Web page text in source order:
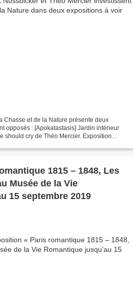
Chasse et de la Nature présente deux
opposés : [Apokatastasis] Jardin intérieur
should cry de Théo Mercier. Exposition
– 1848, Les
Musée de la Vie
15 septembre 2019